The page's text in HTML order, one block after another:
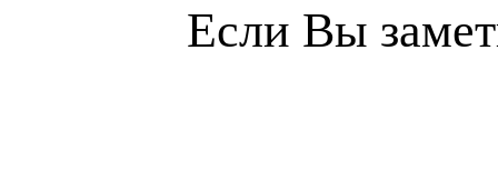
Если Вы